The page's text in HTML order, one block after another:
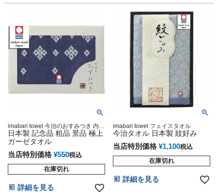
imabari towel 今治のおすみつき 内祝
い 今治タオル
日本製 記念品 粗品 景品 極上
ガーゼタオル
当店特別価格 ¥550税込
在庫切れ
詳細を見る
imabari towel フェイスタオル
今治タオル 日本製 紋好み
当店特別価格 ¥1,100税込
在庫切れ
詳細を見る